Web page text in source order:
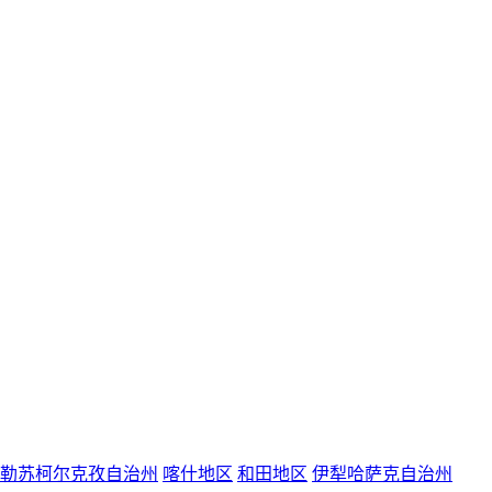
苏柯尔克孜自治州 喀什地区 和田地区 伊犁哈萨克自治州